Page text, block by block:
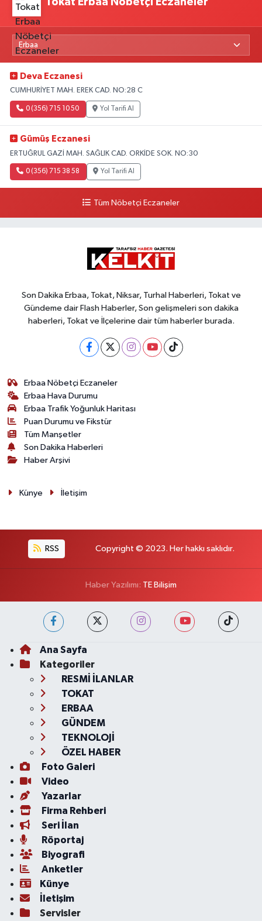
Deva Eczanesi
CUMHURİYET MAH. EREK CAD. NO:28 C
0 (356) 715 10 50 Yol Tarifi Al
Gümüş Eczanesi
ERTUĞRUL GAZİ MAH. SAĞLIK CAD. ORKİDE SOK. NO:30
0 (356) 715 38 58 Yol Tarifi Al
Tüm Nöbetçi Eczaneler
Son Dakika Erbaa, Tokat, Niksar, Turhal Haberleri, Tokat ve
Gündeme dair Flash Haberler, Son gelişmeleri son dakika
haberleri, Tokat ve İlçelerine dair tüm haberler burada.
Erbaa Nöbetçi Eczaneler
Erbaa Hava Durumu
Erbaa Trafik Yoğunluk Haritası
Puan Durumu ve Fikstür
Tüm Manşetler
Son Dakika Haberleri
Haber Arşivi
Künye İletişim
RSS Copyright © 2023. Her hakkı saklıdır.
Haber Yazılımı: TE Bilişim
Ana Sayfa
Kategoriler
RESMİ İLANLAR
TOKAT
ERBAA
GÜNDEM
TEKNOLOJİ
ÖZEL HABER
Foto Galeri
Video
Yazarlar
Firma Rehberi
Seri İlan
Röportaj
Biyografi
Anketler
Künye
İletişim
Servisler